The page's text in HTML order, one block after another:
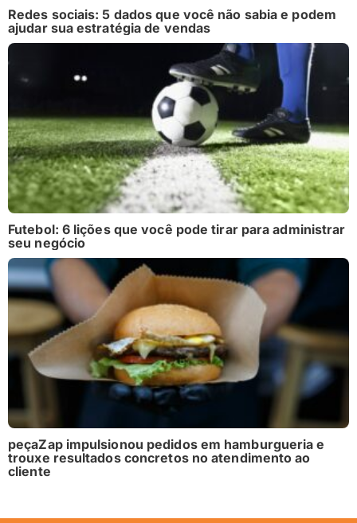
Redes sociais: 5 dados que você não sabia e podem
ajudar sua estratégia de vendas
Futebol: 6 lições que você pode tirar para administrar
seu negócio
peçaZap impulsionou pedidos em hamburgueria e
trouxe resultados concretos no atendimento ao
cliente